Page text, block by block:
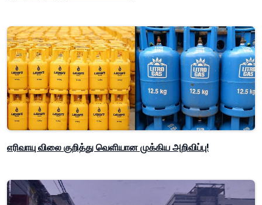
எரிவாயு விலை குறித்து வெளியான முக்கிய அறிவிப்பு!